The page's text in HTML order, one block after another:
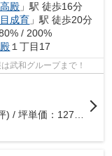
殿 」駅 徒歩16分
成育 」駅 徒歩20分
/ 200%
１丁目17
武和グループまで！
) / 坪単価： 127.81 万円